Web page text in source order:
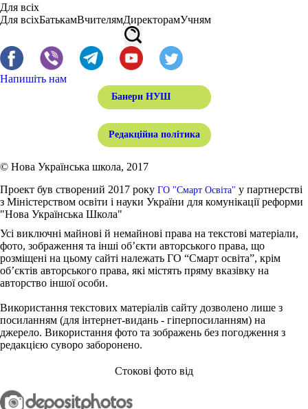
Для всіх
Для всіхБатькамВчителямДиректорамУчням
Напишіть нам
Банери НУШ
Редакційна політика
© Нова Українська школа, 2017
Проект був створений 2017 року ГО "Смарт Освіта" у партнерстві
з Міністерством освіти і науки України для комунікації реформи
"Нова Українська Школа"
Усі виключні майнові й немайнові права на текстові матеріали,
фото, зображення та інші об’єкти авторського права, що
розміщені на цьому сайті належать ГО “Смарт освіта”, крім
об’єктів авторського права, які містять пряму вказівку на
авторство іншої особи.
Використання текстових матеріалів сайту дозволено лише з
посиланням (для інтернет-видань - гіперпосиланням) на
джерело. Використання фото та зображень без погодження з
редакцією суворо заборонено.
Стокові фото від